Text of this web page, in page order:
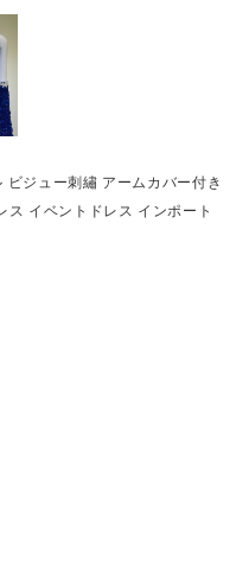
ビジュー刺繡 アームカバー付き
ス イベントドレス インポート